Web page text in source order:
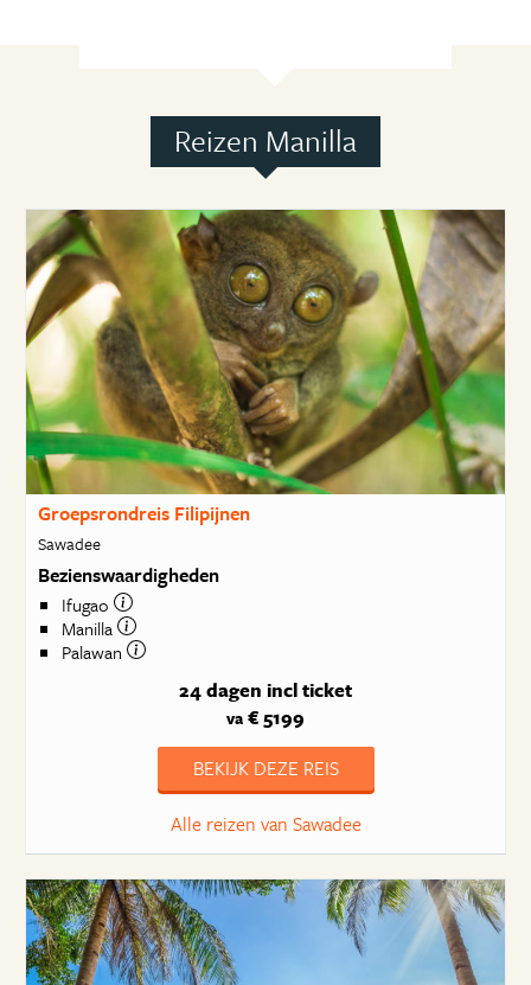
Reizen Manilla
Groepsrondreis Filipijnen
Sawadee
Bezienswaardigheden
Ifugao
Manilla
Palawan
24 dagen incl ticket
va € 5199
BEKIJK DEZE REIS
Alle reizen van Sawadee